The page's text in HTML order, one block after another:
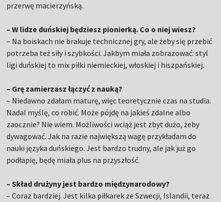
przerwę macierzyńską.
– W lidze duńskiej będziesz pionierką. Co o niej wiesz?
– Na boiskach nie brakuje technicznej gry, ale żeby się przebić
potrzeba też siły i szybkości. Jakbym miała zobrazować: styl
ligi duńskiej to mix piłki niemieckiej, włoskiej i hiszpańskiej.
– Grę zamierzasz łączyć z nauką?
– Niedawno zdałam maturę, więc teoretycznie czas na studia.
Nadal myślę, co robić. Może pójdę na jakieś zdalne albo
zaocznie? Nie wiem. Możliwości wciąż jest zbyt dużo, żeby
dywagować. Jak na razie największą wagę przykładam do
nauki języka duńskiego. Jest bardzo trudny, ale jak już go
podłapię, będę miała plus na przyszłość.
– Skład drużyny jest bardzo międzynarodowy?
– Coraz bardziej. Jest kilka piłkarek ze Szwecji, Islandii, teraz